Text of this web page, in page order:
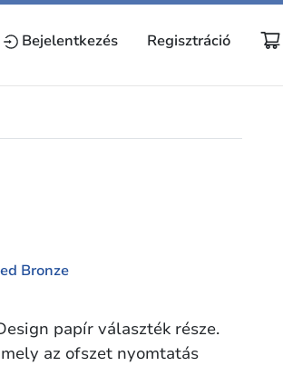
Bejelentkezés Regisztráció
papír választék része.
az ofszet nyomtatás